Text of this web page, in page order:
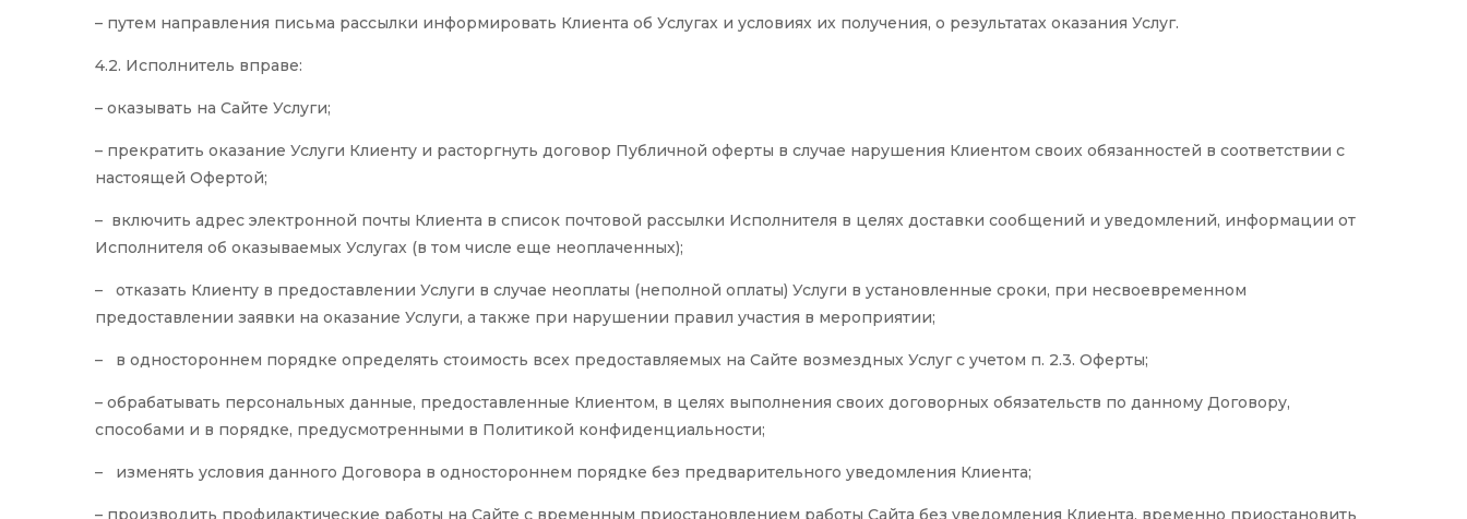
– путем направления письма рассылки информировать Клиента об Услугах и условиях их получения, о результатах оказания Услуг.
4.2. Исполнитель вправе:
– оказывать на Сайте Услуги;
– прекратить оказание Услуги Клиенту и расторгнуть договор Публичной оферты в случае нарушения Клиентом своих обязанностей в соответствии с
настоящей Офертой;
– включить адрес электронной почты Клиента в список почтовой рассылки Исполнителя в целях доставки сообщений и уведомлений, информации от
Исполнителя об оказываемых Услугах (в том числе еще неоплаченных);
– отказать Клиенту в предоставлении Услуги в случае неоплаты (неполной оплаты) Услуги в установленные сроки, при несвоевременном
предоставлении заявки на оказание Услуги, а также при нарушении правил участия в мероприятии;
– в одностороннем порядке определять стоимость всех предоставляемых на Сайте возмездных Услуг с учетом п. 2.3. Оферты;
– обрабатывать персональных данные, предоставленные Клиентом, в целях выполнения своих договорных обязательств по данному Договору,
способами и в порядке, предусмотренными в Политикой конфиденциальности;
– изменять условия данного Договора в одностороннем порядке без предварительного уведомления Клиента;
– производить профилактические работы на Сайте с временным приостановлением работы Сайта без уведомления Клиента, временно приостановить